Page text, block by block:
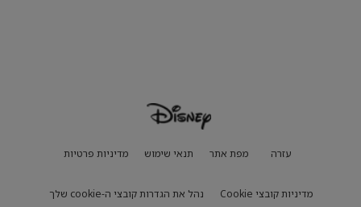
עזרה מפת אתר תנאי שימוש מדיניות פרטיות
מדיניות קובצי Cookie נהל את הגדרות קובצי ה-cookie שלך